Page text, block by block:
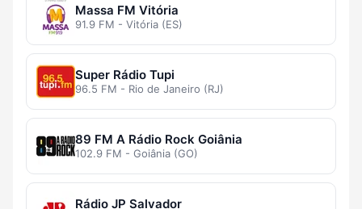
Massa FM Vitória
91.9 FM - Vitória (ES)
Super Rádio Tupi
96.5 FM - Rio de Janeiro (RJ)
89 FM A Rádio Rock Goiânia
102.9 FM - Goiânia (GO)
Rádio JP Salvador